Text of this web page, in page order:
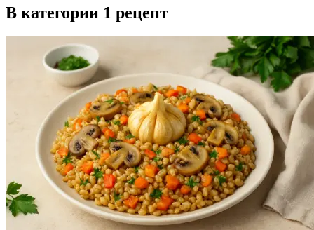
В категории 1 рецепт